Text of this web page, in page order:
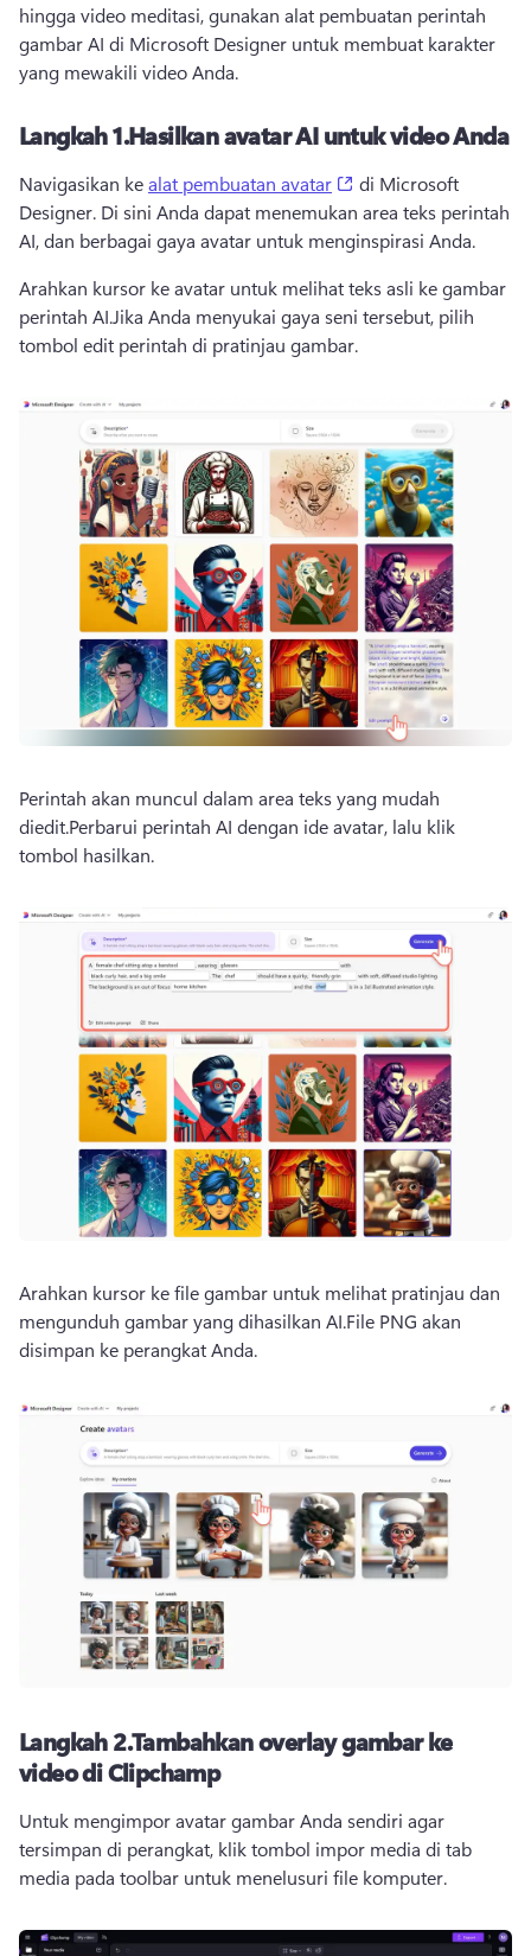
hingga video meditasi, gunakan alat pembuatan perintah
gambar AI di Microsoft Designer untuk membuat karakter
yang mewakili video Anda.
Langkah 1.Hasilkan avatar AI untuk video Anda
Navigasikan ke alat pembuatan avatar (opens in a new tab)
di Microsoft
Designer. Di sini Anda dapat menemukan area teks perintah
AI, dan berbagai gaya avatar untuk menginspirasi Anda.
Arahkan kursor ke avatar untuk melihat teks asli ke gambar
perintah AI.Jika Anda menyukai gaya seni tersebut, pilih
tombol edit perintah di pratinjau gambar.
Perintah akan muncul dalam area teks yang mudah
diedit.Perbarui perintah AI dengan ide avatar, lalu klik
tombol hasilkan.
Arahkan kursor ke file gambar untuk melihat pratinjau dan
mengunduh gambar yang dihasilkan AI.File PNG akan
disimpan ke perangkat Anda.
Langkah 2.Tambahkan overlay gambar ke
video di Clipchamp
Untuk mengimpor avatar gambar Anda sendiri agar
tersimpan di perangkat, klik tombol impor media di tab
media pada toolbar untuk menelusuri file komputer.